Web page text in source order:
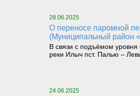
28.06.2025
О переносе паромной переправы «Правый берег реки Илыч пст. Усть-Илыч – Левый берег реки Илыч пст. Палью – Левый берег Печоры»
(Муниципальный район
В связи с подъёмом
реки Илыч пст. Палью –
24.06.2025